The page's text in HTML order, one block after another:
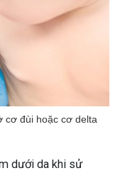
cơ đùi hoặc cơ delta
dưới da khi sử